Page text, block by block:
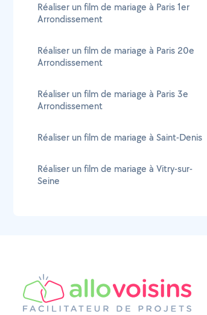
Réaliser un film de mariage à Paris 1er
Arrondissement
Réaliser un film de mariage à Paris 20e
Arrondissement
Réaliser un film de mariage à Paris 3e
Arrondissement
Réaliser un film de mariage à Saint-Denis
Réaliser un film de mariage à Vitry-sur-
Seine